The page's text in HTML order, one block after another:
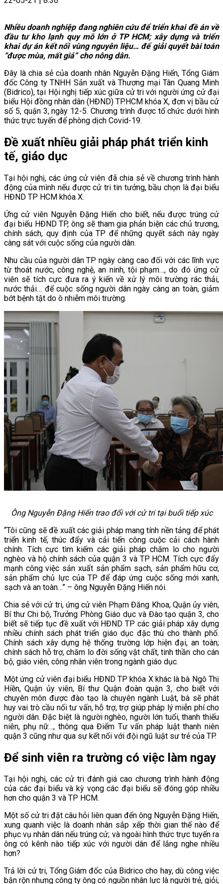
Nhiều doanh nghiệp đang nghiên cứu để triển khai đề án về
đầu tư kho lạnh quy mô lớn ở TP HCM; xây dựng và triển
khai dự án kết nối vùng nguyên liệu… để giải quyết bài toán
“được mùa, mất giá” cho nông dân.
Đây là chia sẻ của doanh nhân Nguyễn Đặng Hiến, Tổng Giám
đốc Công ty TNHH Sản xuất và Thương mại Tân Quang Minh
(Bidrico), tại Hội nghị tiếp xúc giữa cử tri với người ứng cử đại
biểu Hội đồng nhân dân (HĐND) TP.HCM khóa X, đơn vị bầu cử
số 5, quận 3, ngày 12-5. Chương trình được tổ chức dưới hình
thức trực tuyến để phòng dịch Covid-19.
Đề xuất nhiều giải pháp phát triển kinh
tế, giáo dục
Tại hội nghị, các ứng cử viên đã chia sẻ về chương trình hành
động của mình nếu được cử tri tin tưởng, bầu chọn là đại biểu
HĐND TP HCM khóa X.
Ứng cử viên Nguyễn Đặng Hiến cho biết, nếu được trúng cử
đại biểu HĐND TP, ông sẽ tham gia phản biện các chủ trương,
chính sách, quy định của TP để những quyết sách này ngày
càng sát với cuộc sống của người dân.
Nhu cầu của người dân TP ngày càng cao đối với các lĩnh vực
từ thoát nước, công nghệ, an ninh, tội phạm…, do đó ứng cử
viên sẽ tích cực đưa ra ý kiến về xử lý môi trường rác thải,
nước thải… để cuộc sống người dân ngày càng an toàn, giảm
bớt bệnh tật do ô nhiễm môi trường.
Ông Nguyễn Đặng Hiến trao đổi với cử tri tại buổi tiếp xúc
“Tôi cũng sẽ đề xuất các giải pháp mang tính nền tảng để phát
triển kinh tế, thúc đẩy và cải tiến công cuộc cải cách hành
chính. Tích cực tìm kiếm các giải pháp chăm lo cho người
nghèo và hộ chính sách của quận 3 và TP HCM. Tích cực đẩy
mạnh công việc sản xuất sản phẩm sạch, sản phẩm hữu cơ,
sản phẩm chủ lực của TP để đáp ứng cuộc sống mới xanh,
sạch và an toàn…” – ông Nguyễn Đặng Hiến nói.
Chia sẻ với cử tri, ứng cử viên Phạm Đăng Khoa, Quận ủy viên,
Bí thư Chi bộ, Trưởng Phòng Giáo dục và Đào tạo quận 3, cho
biết sẽ tiếp tục đề xuất với HĐND TP các giải pháp xây dựng
nhiều chính sách phát triển giáo dục đặc thù cho thành phố.
Chính sách xây dựng hệ thống trường lớp hiện đại, an toàn;
chính sách hỗ trợ, chăm lo đời sống vật chất, tinh thần cho cán
bộ, giáo viên, công nhân viên trong ngành giáo dục.
Một ứng cử viên đại biểu HĐND TP khóa X khác là bà Ngô Thị
Hiền, Quận ủy viên, Bí thư Quận đoàn quận 3, cho biết với
chuyên môn được đào tạo là chuyên ngành Luật, bà sẽ phát
huy vai trò cầu nối tư vấn, hỗ trợ, trợ giúp pháp lý miễn phí cho
người dân. Đặc biệt là người nghèo, người lớn tuổi, thanh thiếu
niên, phụ nữ…, thông qua Điểm Tư vấn pháp luật thanh niên
quận 3 cũng như qua sự kết nối với đội ngũ luật sư trẻ của TP.
Để sinh viên ra trường có việc làm ngay
Tại hội nghị, các cử tri đánh giá cao chương trình hành động
của các đại biểu và kỳ vọng các đại biểu sẽ đóng góp nhiều
hơn cho quận 3 và TP HCM.
Một số cử tri đặt câu hỏi liên quan đến ông Nguyễn Đặng Hiến,
xung quanh việc là doanh nhân sắp xếp thời gian thế nào để
phục vụ nhân dân nếu trúng cử; và ngoài hình thức trực tuyến ra
ông có kênh nào tiếp xúc với người dân để lắng nghe nhiều
hơn?
Trả lời cử tri, Tổng Giám đốc của Bidrico cho hay, dù công việc
bận rộn nhưng công ty ông có nguồn nhân lực là người trẻ, giỏi,